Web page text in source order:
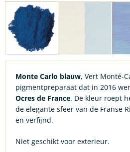
Monte Carlo blauw, Vert Monté-
pigmentpreparaat dat in 2016
Ocres de France. De kleur roept
de elegante sfeer van de Franse
en verfijnd.
Niet geschikt voor exterieur.